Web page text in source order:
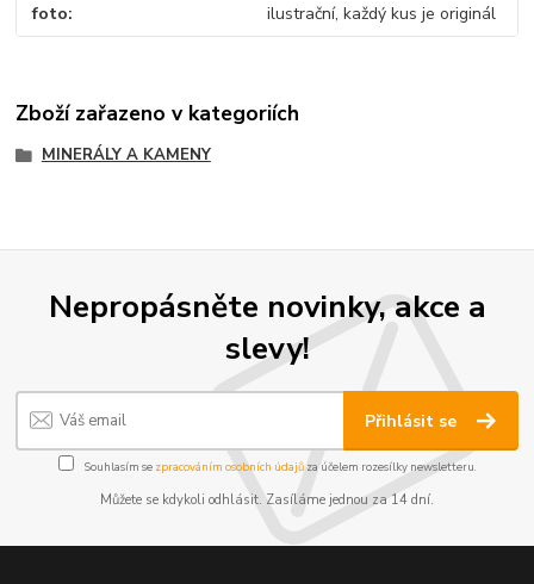
foto ilustrační, každý kus je originál
Zboží zařazeno v kategoriích
MINERÁLY A KAMENY
Nepropásněte novinky, akce a
slevy!
Přihlásit se
Souhlasím se zpracováním osobních údajůza účelem rozesílky newsletteru.
Můžete se kdykoli odhlásit. Zasíláme jednou za 14 dní.